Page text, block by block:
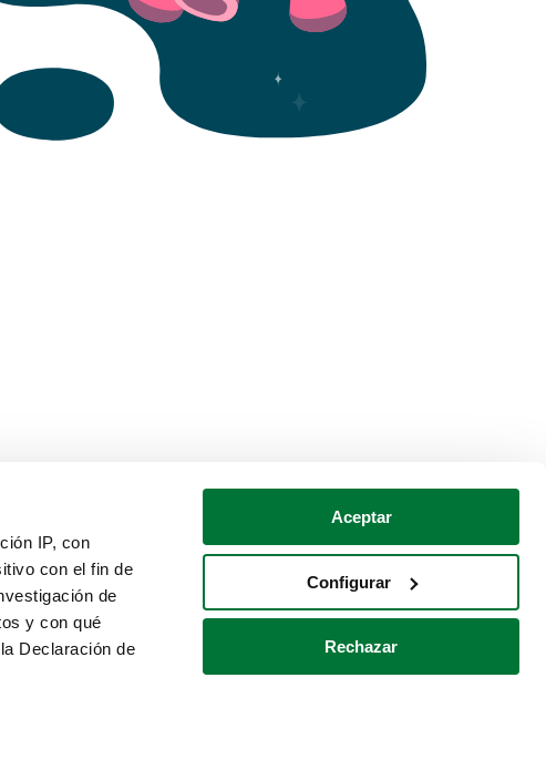
IP, con
con el fin de
de
y con qué
Declaración de
Aceptar
Configurar
Rechazar